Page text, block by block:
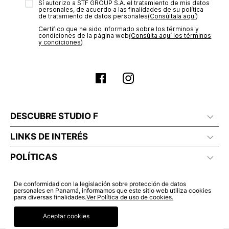
No planchar con vapor
estado de tu compra puedes ingresar al menú de “Mi cuenta -
Mis Pedidos” en nuestra página webwww.studiofpanama.pa
Sí autorizo a STF GROUP S.A. el tratamiento de mis datos
personales, de acuerdo a las finalidades de su política
de tratamiento de datos personales‎(Consúltala aquí)
Certifico que he sido informado sobre los términos y
condiciones de la página web‎(Consúlta aquí los términos
y condiciones)
DESCUBRE STUDIO F
LINKS DE INTERÉS
POLÍTICAS
De conformidad con la legislación sobre protección de datos
personales en Panamá, informamos que este sitio web utiliza cookies
para diversas finalidades.Ver Política de uso de cookies.
Aceptar cookies